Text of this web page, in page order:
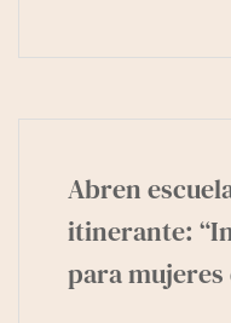
Abren
itinerante:
para mujeres